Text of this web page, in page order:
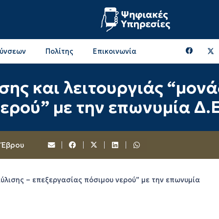
Πολίτης Επικοινωνία
και λειτουργιάς
με την επωνυμία
– επεξεργασίας πόσιμου νερού” με την επωνυμία